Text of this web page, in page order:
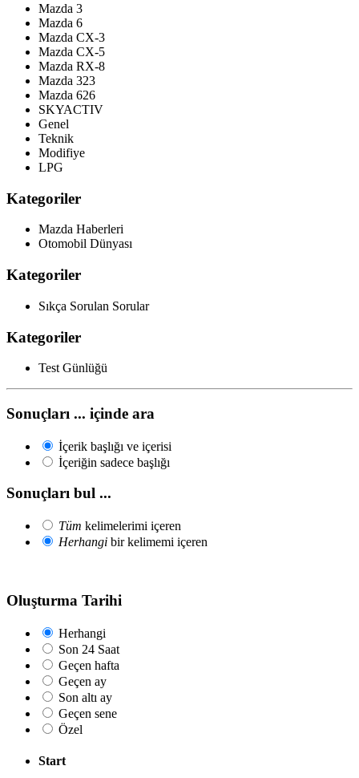
Mazda 3
Mazda 6
Mazda CX-3
Mazda CX-5
Mazda RX-8
Mazda 323
Mazda 626
SKYACTIV
Genel
Teknik
Modifiye
LPG
Kategoriler
Mazda Haberleri
Otomobil Dünyası
Kategoriler
Sıkça Sorulan Sorular
Kategoriler
Test Günlüğü
Sonuçları ... içinde ara
İçerik başlığı ve içerisi
İçeriğin sadece başlığı
Sonuçları bul ...
Tüm kelimelerimi içeren
Herhangi bir kelimemi içeren
Oluşturma Tarihi
Herhangi
Son 24 Saat
Geçen hafta
Geçen ay
Son altı ay
Geçen sene
Özel
Start